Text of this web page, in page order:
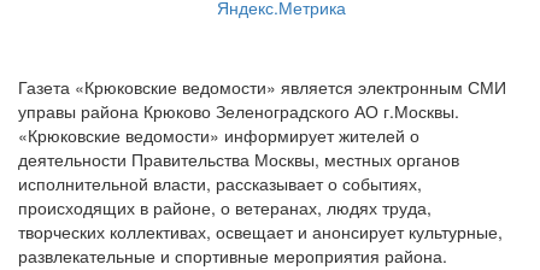
Газета «Крюковские ведомости» является электронным СМИ
управы района Крюково Зеленоградского АО г.Москвы.
«Крюковские ведомости» информирует жителей о
деятельности Правительства Москвы, местных органов
исполнительной власти, рассказывает о событиях,
происходящих в районе, о ветеранах, людях труда,
творческих коллективах, освещает и анонсирует культурные,
развлекательные и спортивные мероприятия района.